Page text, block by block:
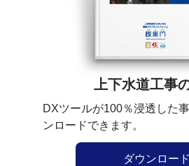
上下水道工事
DXツールが100％浸透した
ンロードできます。
ダウンロード